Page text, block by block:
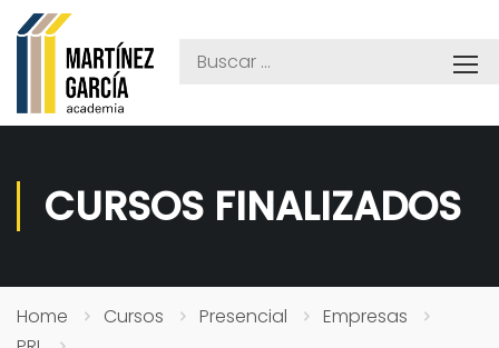
CURSOS FINALIZADOS
Home Cursos Presencial
Empresas